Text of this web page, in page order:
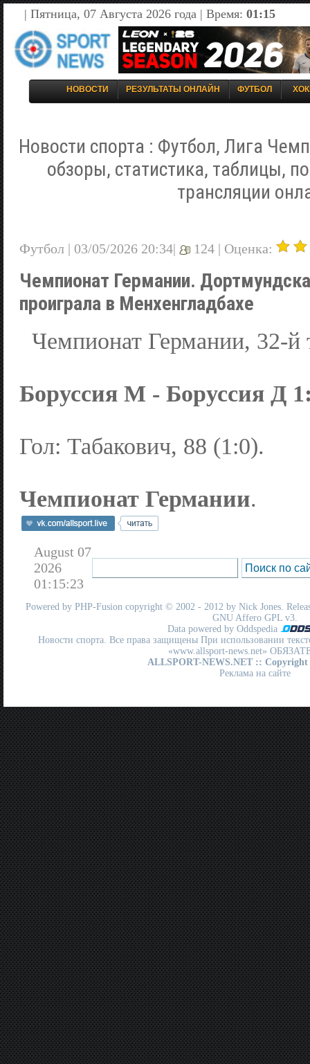
| Пятница, 07 Августа 2026 года | Время: 01:15
НОВОСТИ РЕЗУЛЬТАТЫ ОНЛАЙН ФУТБОЛ
Новости спорта : Футбол, Лига
обзоры, статистика, таблицы,
трансляции
Футбол | 03/05/2026 20:34| 124 | Оценка:
Чемпионат Германии.
проиграла в Менхенгладбахе
Чемпионат Германии, 32-й
Боруссия М - Боруссия Д
Гол: Табакович, 88 (1:0).
Чемпионат Германии.
August 07
2026
01:15:23
Powered by PHP-Fusion copyright © 2002 - 2012 by Nick Jones.
GNU Affero GPL v3.
Data powered by Oddspedia
Новости спорта. Все права защищены При использовании
«www.allsport-news.net»
ALLSPORT-NEWS.NET :: Copyright
Реклама на сайте